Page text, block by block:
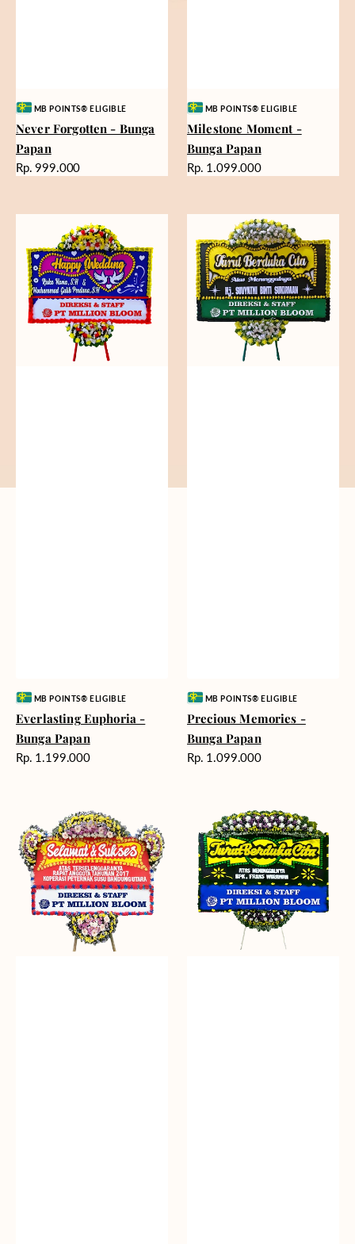
Vendor:MB POINTS® ELIGIBLE
Never Forgotten - Bunga
Papan
Harga
Rp. 999.000
Vendor:MB POINTS® ELIGIBLE
Milestone Moment -
Bunga Papan
Harga
Rp. 1.099.000
Bunga
Papan
Vendor:MB POINTS® ELIGIBLE
Everlasting Euphoria -
Bunga Papan
Harga
Rp. 1.199.000
Memories
Bunga
Papan
Vendor:MB POINTS® ELIGIBLE
Precious Memories -
Bunga Papan
Harga
Rp. 1.099.000
Path
Bunga
Papan
Tribute
Bunga
Papan